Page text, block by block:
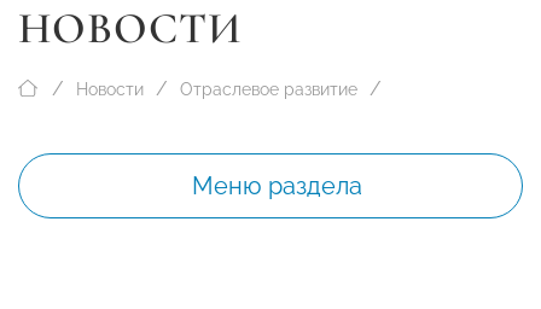
НОВОСТИ
Новости Отраслевое развитие
Меню раздела